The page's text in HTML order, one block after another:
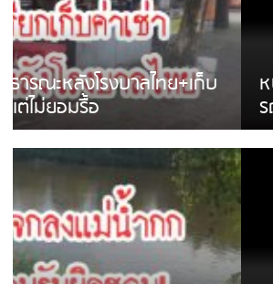
หนุ่มเจียงฮายจ่ม พบถังน้ำดื่ม
รถเครื่องหลบไม่ทันล้มบาดเจ็บ